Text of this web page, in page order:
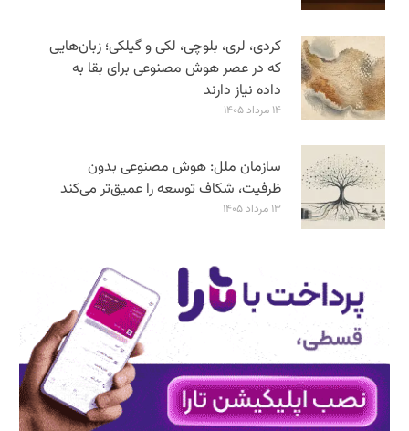
کردی، لری، بلوچی، لکی و گیلکی؛ زبان‌هایی
که در عصر هوش مصنوعی برای بقا به
داده نیاز دارند
۱۴ مرداد ۱۴۰۵
سازمان ملل: هوش مصنوعی بدون
ظرفیت، شکاف توسعه را عمیق‌تر می‌کند
۱۳ مرداد ۱۴۰۵